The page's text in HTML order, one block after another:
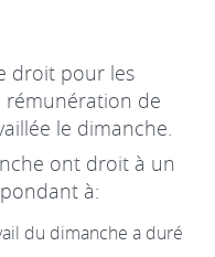
droit pour les
rémunération de
le dimanche.
ont droit à un
à:
du dimanche a duré